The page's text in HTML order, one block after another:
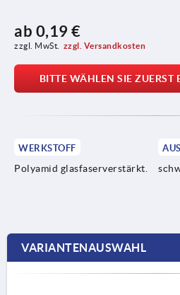
ab 0,19 €
zzgl. MwSt. zzgl. Versandkosten
BITTE WÄHLEN SIE ZUERST
WERKSTOFF
Polyamid glasfaserverstärkt.
VARIANTENAUSWAHL